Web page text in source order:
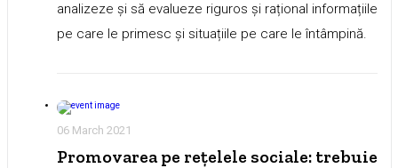
analizeze și să evalueze riguros și rațional informațiile
pe care le primesc și situațiile pe care le întâmpină.
06 March 2021
Promovarea pe rețelele sociale: trebuie